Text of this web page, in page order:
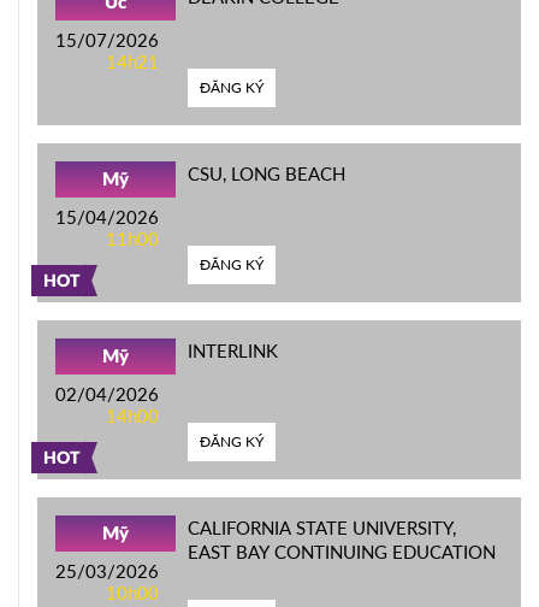
15/07/2026
14h21
ĐĂNG KÝ
HOT
Mỹ
15/04/2026
11h00
CSU, LONG BEACH
ĐĂNG KÝ
HOT
Mỹ
02/04/2026
14h00
INTERLINK
ĐĂNG KÝ
Mỹ
25/03/2026
10h00
CALIFORNIA STATE UNIVERSITY,
EAST BAY CONTINUING EDUCATION